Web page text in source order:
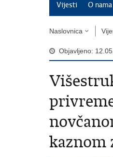
Vijesti O nama
Naslovnica
Objavljeno:
kaznom